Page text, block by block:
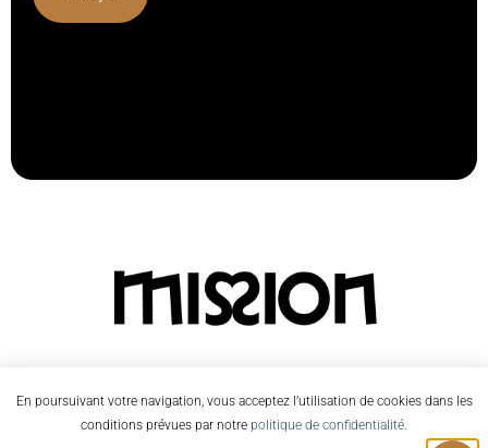
En poursuivant votre navigation, vous acceptez l’utilisation de cookies dans les
conditions prévues par notre politique de confidentialité.